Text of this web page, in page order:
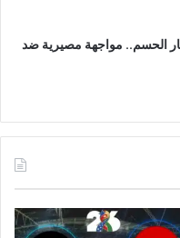
الحسم.. مواجهة مصيرية ضد